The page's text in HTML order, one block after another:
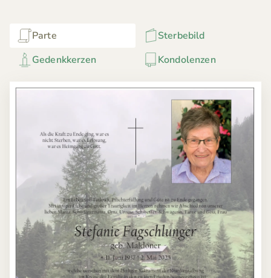
Parte
Sterbebild
Gedenkkerzen
Kondolenzen